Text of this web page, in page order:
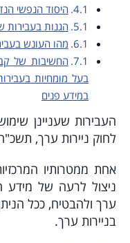
היסוד הנפשי
הגנות בעבירות
מהו העונש
החשיבות של
בעל מומחיות
במידע פנים
לחוק ניירות ערך, תשכ"ח-
אחת ממטרותיו
ניצול לרעה של
ערך ולהבטיח, ככל
בניירות ערך.